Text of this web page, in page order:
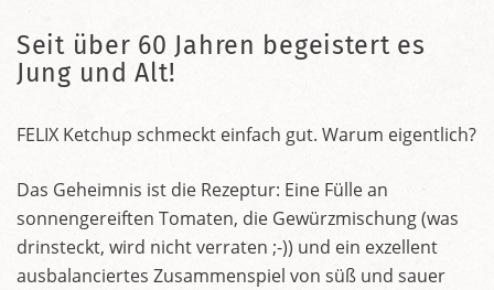
Seit über 60 Jahren begeistert es
Jung und Alt!
FELIX Ketchup schmeckt einfach gut. Warum eigentlich?
Das Geheimnis ist die Rezeptur: Eine Fülle an
sonnengereiften Tomaten, die Gewürzmischung (was
drinsteckt, wird nicht verraten ;-)) und ein exzellent
ausbalanciertes Zusammenspiel von süß und sauer